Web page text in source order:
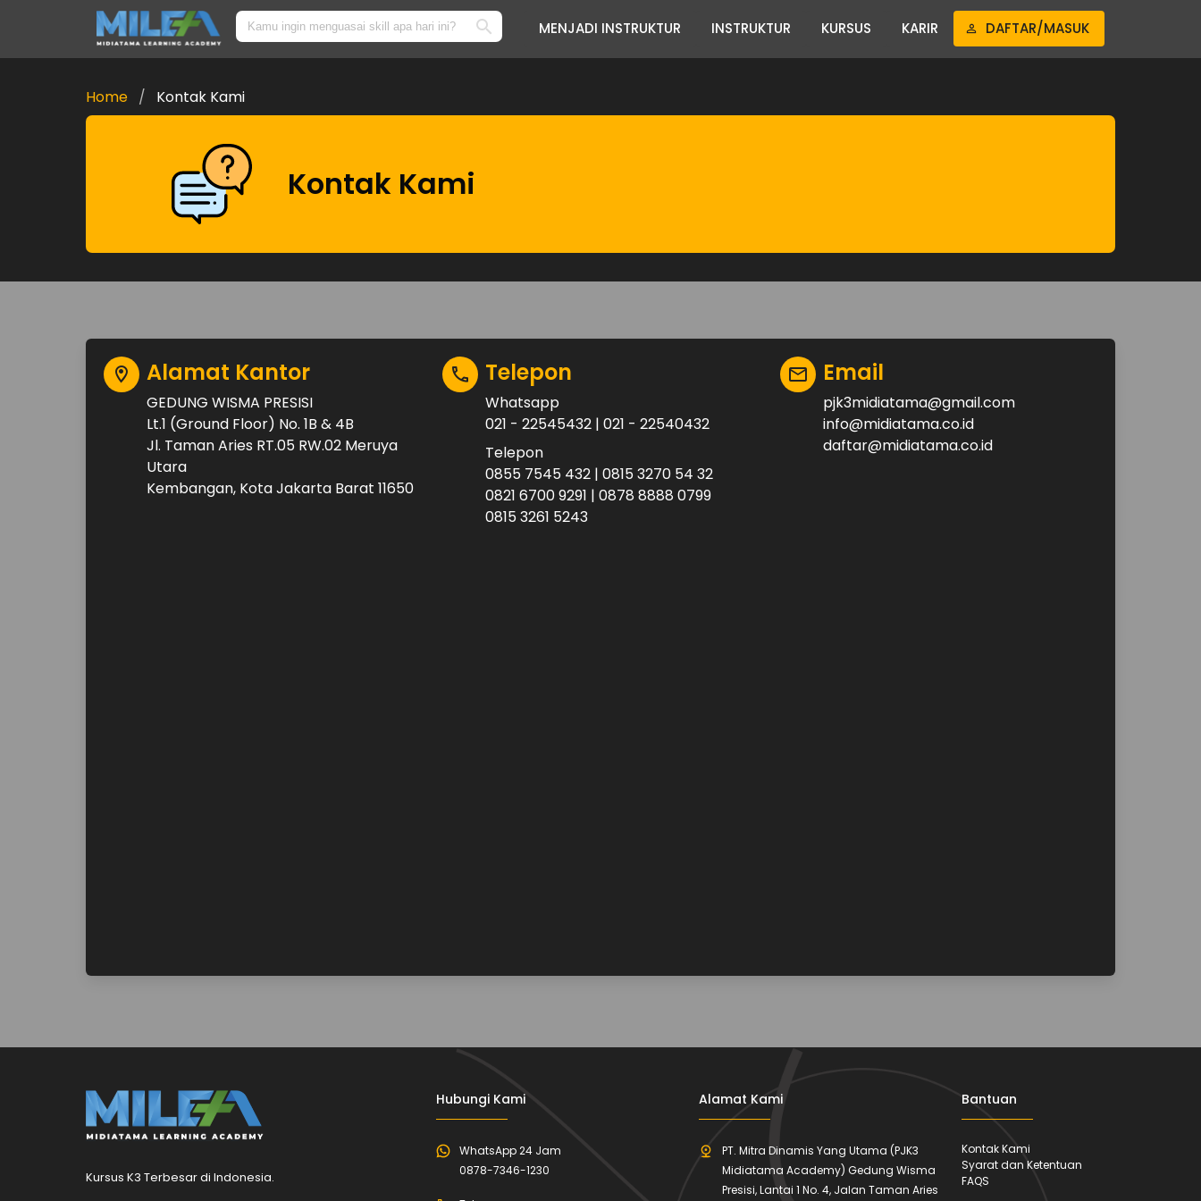
MENJADI INSTRUKTUR INSTRUKTUR KURSUS KARIR DAFTAR/MASUK
Home Kontak Kami
Kontak Kami
Alamat Kantor
GEDUNG WISMA PRESISI
Lt.1 (Ground Floor) No. 1B & 4B
Jl. Taman Aries RT.05 RW.02 Meruya
Utara
Kembangan, Kota Jakarta Barat 11650
Telepon
Whatsapp
021 - 22545432 | 021 - 22540432
Telepon
0855 7545 432 | 0815 3270 54 32
0821 6700 9291 | 0878 8888 0799
0815 3261 5243
Email
pjk3midiatama@gmail.com
info@midiatama.co.id
daftar@midiatama.co.id
Kursus K3 Terbesar di Indonesia.
Hubungi Kami
WhatsApp 24 Jam
0878-7346-1230
Alamat Kami
PT. Mitra Dinamis Yang Utama (PJK3
Midiatama Academy) Gedung Wisma
Presisi, Lantai 1 No. 4, Jalan Taman Aries
Bantuan
Kontak Kami
Syarat dan Ketentuan
FAQS